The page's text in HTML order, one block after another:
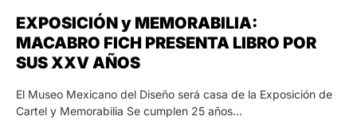
EXPOSICIÓN y MEMORABILIA:
MACABRO FICH PRESENTA LIBRO POR
SUS XXV AÑOS
El Museo Mexicano del Diseño será casa de la Exposición de
Cartel y Memorabilia Se cumplen 25 años…